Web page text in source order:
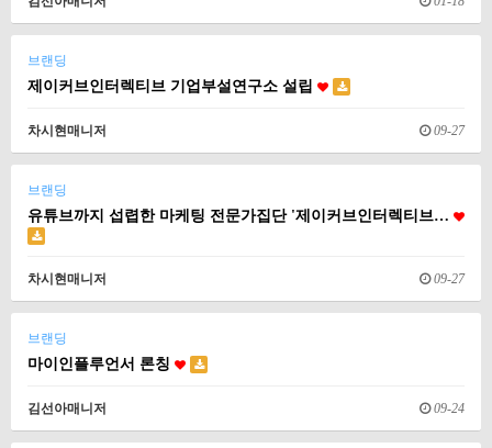
브랜딩
제이커브인터렉티브 기업부설연구소 설립
차시현매니저 09-27
브랜딩
유튜브까지 섭렵한 마케팅 전문가집단 '제이커브인터렉티브…
차시현매니저 09-27
브랜딩
마이인플루언서 론칭
김선아매니저 09-24